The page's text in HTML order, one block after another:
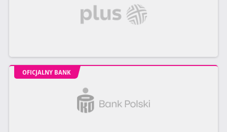
OFICJALNY BANK